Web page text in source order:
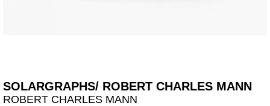
SOLARGRAPHS/ ROBERT CHARLES MANN
ROBERT CHARLES MANN